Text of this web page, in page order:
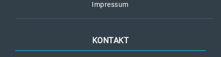
Impressum
KONTAKT